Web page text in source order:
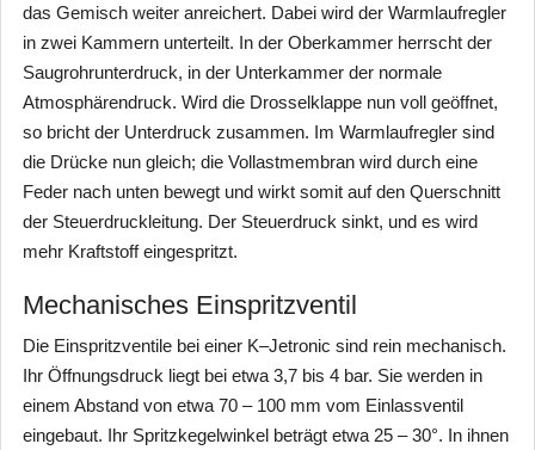
das Gemisch weiter anreichert. Dabei wird der Warmlaufregler
in zwei Kammern unterteilt. In der Oberkammer herrscht der
Saugrohrunterdruck, in der Unterkammer der normale
Atmosphärendruck. Wird die Drosselklappe nun voll geöffnet,
so bricht der Unterdruck zusammen. Im Warmlaufregler sind
die Drücke nun gleich; die Vollastmembran wird durch eine
Feder nach unten bewegt und wirkt somit auf den Querschnitt
der Steuerdruckleitung. Der Steuerdruck sinkt, und es wird
mehr Kraftstoff eingespritzt.
Mechanisches Einspritzventil
Die Einspritzventile bei einer K–Jetronic sind rein mechanisch.
Ihr Öffnungsdruck liegt bei etwa 3,7 bis 4 bar. Sie werden in
einem Abstand von etwa 70 – 100 mm vom Einlassventil
eingebaut. Ihr Spritzkegelwinkel beträgt etwa 25 – 30°. In ihnen